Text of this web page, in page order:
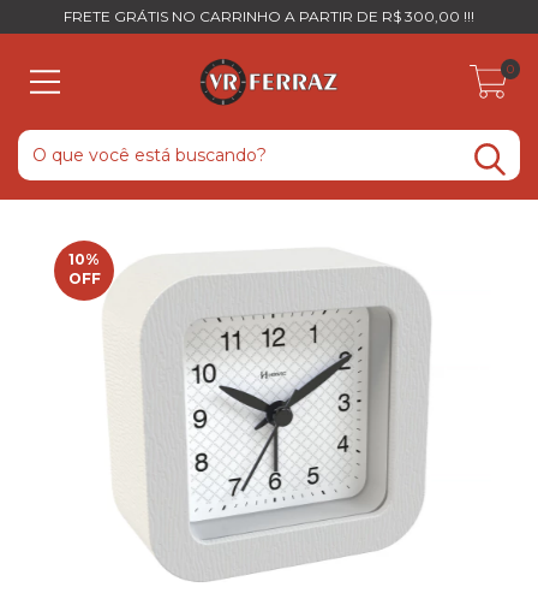
FRETE GRÁTIS NO CARRINHO A PARTIR DE R$ 300,00 !!!
0
10%
OFF